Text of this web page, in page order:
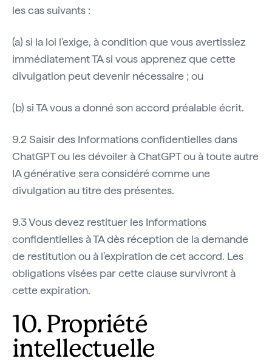
les cas suivants :
(a) si la loi l'exige, à condition que vous avertissiez
immédiatement TA si vous apprenez que cette
divulgation peut devenir nécessaire ; ou
(b) si TA vous a donné son accord préalable écrit.
9.2 Saisir des Informations confidentielles dans
ChatGPT ou les dévoiler à ChatGPT ou à toute autre
IA générative sera considéré comme une
divulgation au titre des présentes.
9.3 Vous devez restituer les Informations
confidentielles à TA dès réception de la demande
de restitution ou à l'expiration de cet accord. Les
obligations visées par cette clause survivront à
cette expiration.
10. Propriété
intellectuelle